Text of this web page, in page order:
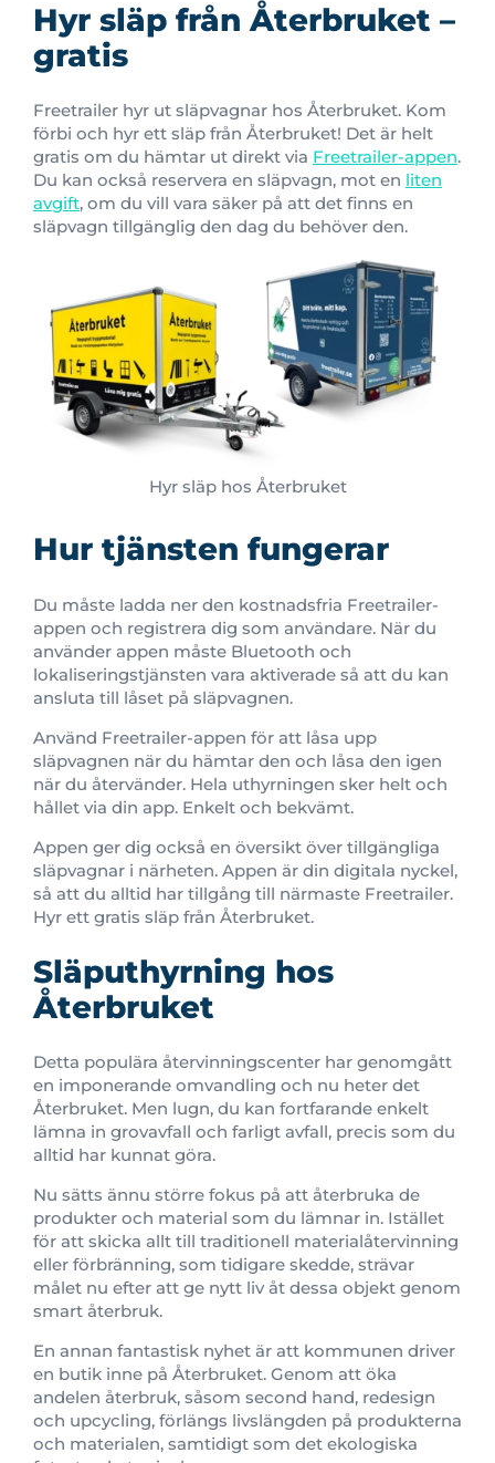
Hyr släp från Återbruket –
gratis
Freetrailer hyr ut släpvagnar hos Återbruket. Kom
förbi och hyr ett släp från Återbruket! Det är helt
gratis om du hämtar ut direkt via Freetrailer-appen.
Du kan också reservera en släpvagn, mot en liten
avgift, om du vill vara säker på att det finns en
släpvagn tillgänglig den dag du behöver den.
Hyr släp hos Återbruket
Hur tjänsten fungerar
Du måste ladda ner den kostnadsfria Freetrailer-
appen och registrera dig som användare. När du
använder appen måste Bluetooth och
lokaliseringstjänsten vara aktiverade så att du kan
ansluta till låset på släpvagnen.
Använd Freetrailer-appen för att låsa upp
släpvagnen när du hämtar den och låsa den igen
när du återvänder. Hela uthyrningen sker helt och
hållet via din app. Enkelt och bekvämt.
Appen ger dig också en översikt över tillgängliga
släpvagnar i närheten. Appen är din digitala nyckel,
så att du alltid har tillgång till närmaste Freetrailer.
Hyr ett gratis släp från Återbruket.
Släputhyrning hos
Återbruket
Detta populära återvinningscenter har genomgått
en imponerande omvandling och nu heter det
Återbruket. Men lugn, du kan fortfarande enkelt
lämna in grovavfall och farligt avfall, precis som du
alltid har kunnat göra.
Nu sätts ännu större fokus på att återbruka de
produkter och material som du lämnar in. Istället
för att skicka allt till traditionell materialåtervinning
eller förbränning, som tidigare skedde, strävar
målet nu efter att ge nytt liv åt dessa objekt genom
smart återbruk.
En annan fantastisk nyhet är att kommunen driver
en butik inne på Återbruket. Genom att öka
andelen återbruk, såsom second hand, redesign
och upcycling, förlängs livslängden på produkterna
och materialen, samtidigt som det ekologiska